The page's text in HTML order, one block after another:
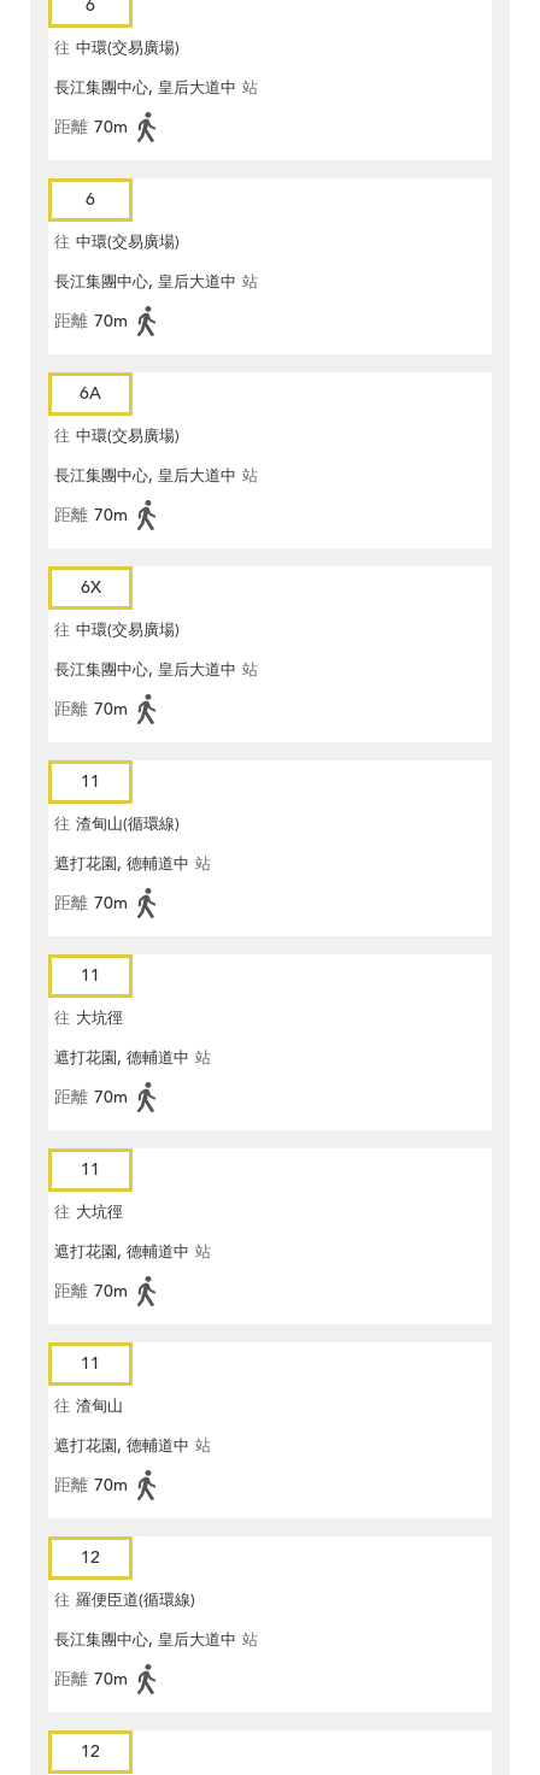
6
往 中環(交易廣場)
長江集團中心, 皇后大道中 站
距離 70m
6
往 中環(交易廣場)
長江集團中心, 皇后大道中 站
距離 70m
6A
往 中環(交易廣場)
長江集團中心, 皇后大道中 站
距離 70m
6X
往 中環(交易廣場)
長江集團中心, 皇后大道中 站
距離 70m
11
往 渣甸山(循環線)
遮打花園, 德輔道中 站
距離 70m
11
往 大坑徑
遮打花園, 德輔道中 站
距離 70m
11
往 大坑徑
遮打花園, 德輔道中 站
距離 70m
11
往 渣甸山
遮打花園, 德輔道中 站
距離 70m
12
往 羅便臣道(循環線)
長江集團中心, 皇后大道中 站
距離 70m
12